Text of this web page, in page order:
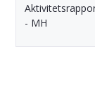
- MH